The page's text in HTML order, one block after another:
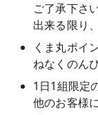
ご了承下さい
出来る限り
くま丸ポ
ねなくのん
1日1組限定
他のお客様